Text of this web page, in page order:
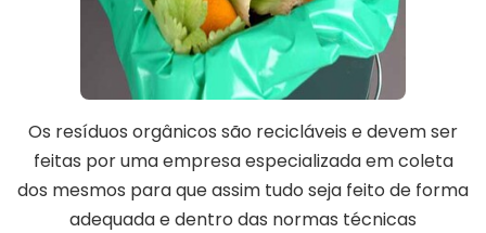
Os resíduos orgânicos são recicláveis e devem ser
feitas por uma empresa especializada em coleta
dos mesmos para que assim tudo seja feito de forma
adequada e dentro das normas técnicas